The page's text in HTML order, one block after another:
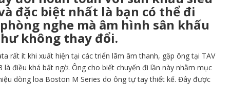
đặc biệt nhất là bạn có thể đi
nghe mà âm hình sân khấu
không thay đổi.
rất ít khi xuất hiện tại các triển lãm âm thanh, gặp ông tại TAV
là điều khá bất ngờ. Ông cho biết chuyến đi lần này nhằm mục
dòng loa Boston M Series do ông tự tay thiết kế. Đây được